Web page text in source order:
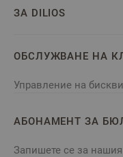
ЗА DILIOS
ОБСЛУЖВАНЕ НА
Управление на
АБОНАМЕНТ ЗА
Запишете се за